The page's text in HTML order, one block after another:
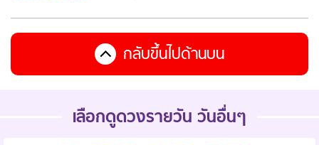
กลับขึ้นไปด้านบน
เลือกดูดวงรายวัน วันอื่นๆ